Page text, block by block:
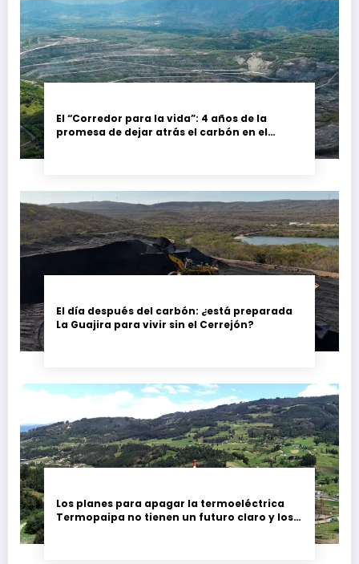
El “Corredor para la vida”: 4 años de la
promesa de dejar atrás el carbón en el
El día después del carbón: ¿está preparada
La Guajira para vivir sin el Cerrejón?
Los planes para apagar la termoeléctrica
Termopaipa no tienen un futuro claro y los